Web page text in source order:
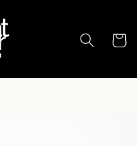
Carrito